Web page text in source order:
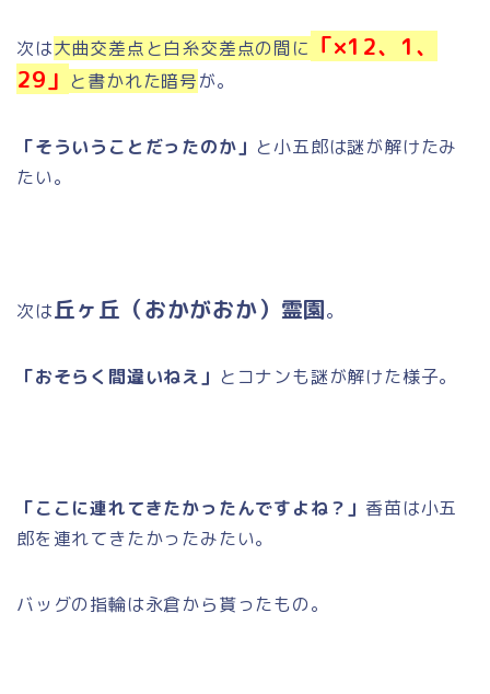
次は大曲交差点と白糸交差点の間に「×12、1、
29」と書かれた暗号が。
「そういうことだったのか」 と小五郎は謎が解けたみ
たい。
次は丘ヶ丘（おかがおか）霊園。
「おそらく間違いねえ」 とコナンも謎が解けた様子。
「ここに連れてきたかったんですよね？」 香苗は小五
郎を連れてきたかったみたい。
バッグの指輪は永倉から貰ったもの。